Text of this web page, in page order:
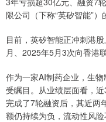
限公司（下称“英矽智能”
目前，英矽智能正冲刺港
月、2025年5月3次向香港
作为一家AI制药企业，生
受瞩目。从业绩层面看，
完成了7轮融资后，其近两
额仍持续为负，流动性风险